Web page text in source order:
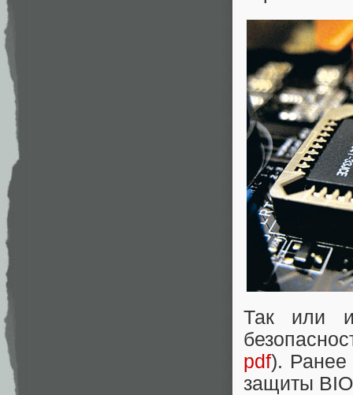
Так или
pdf). Ранее
защиты